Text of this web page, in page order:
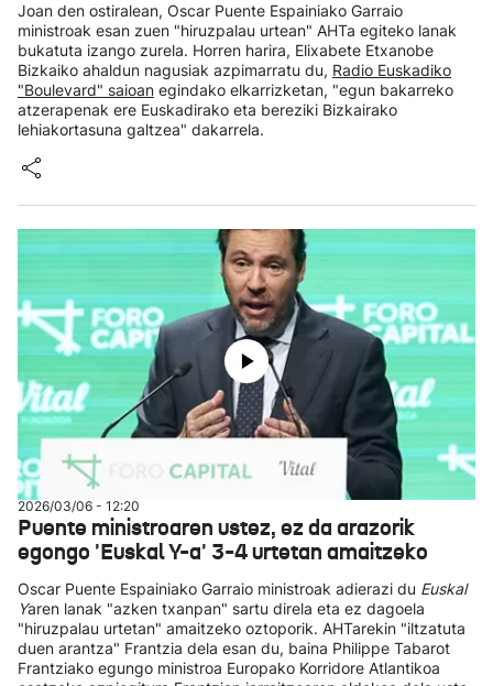
Joan den ostiralean, Oscar Puente Espainiako Garraio
ministroak esan zuen "hiruzpalau urtean" AHTa egiteko lanak
bukatuta izango zurela. Horren harira, Elixabete Etxanobe
Bizkaiko ahaldun nagusiak azpimarratu du, Radio Euskadiko
"Boulevard" saioan egindako elkarrizketan, "egun bakarreko
atzerapenak ere Euskadirako eta bereziki Bizkairako
lehiakortasuna galtzea" dakarrela.
2026/03/06 - 12:20
Puente ministroaren ustez, ez da arazorik
egongo 'Euskal Y-a' 3-4 urtetan amaitzeko
Oscar Puente Espainiako Garraio ministroak adierazi du Euskal
Yaren lanak "azken txanpan" sartu direla eta ez dagoela
"hiruzpalau urtetan" amaitzeko oztoporik. AHTarekin "iltzatuta
duen arantza" Frantzia dela esan du, baina Philippe Tabarot
Frantziako egungo ministroa Europako Korridore Atlantikoa